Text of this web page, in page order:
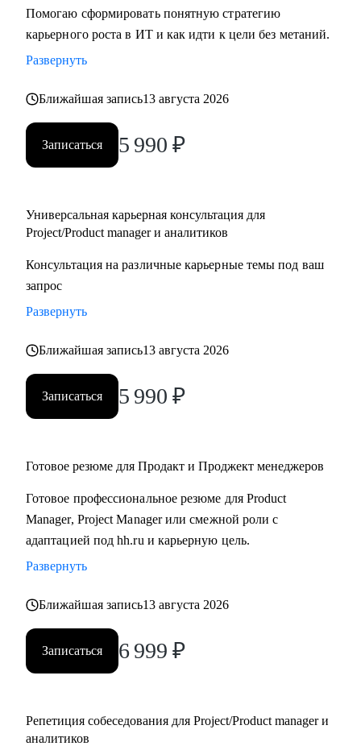
Помогаю сформировать понятную стратегию
карьерного роста в ИТ и как идти к цели без метаний.
Развернуть
Ближайшая запись13 августа 2026
Записаться 5 990 ₽
Универсальная карьерная консультация для
Project/Product manager и аналитиков
Консультация на различные карьерные темы под ваш
запрос
Развернуть
Ближайшая запись13 августа 2026
Записаться 5 990 ₽
Готовое резюме для Продакт и Проджект менеджеров
Готовое профессиональное резюме для Product
Manager, Project Manager или смежной роли с
адаптацией под hh.ru и карьерную цель.
Развернуть
Ближайшая запись13 августа 2026
Записаться 6 999 ₽
Репетиция собеседования для Project/Product manager и
аналитиков